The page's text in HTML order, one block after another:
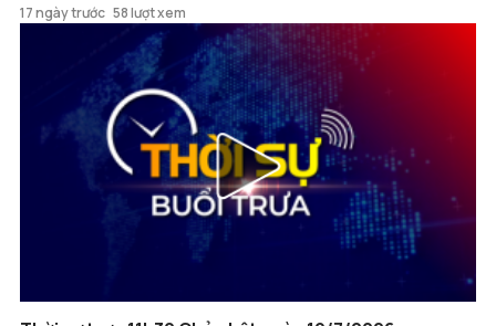
17 ngày trước 58 lượt xem